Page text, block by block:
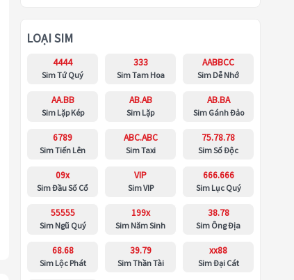
LOẠI SIM
4444
Sim Tứ Quý
333
Sim Tam Hoa
AABBCC
Sim Dễ Nhớ
AA.BB
Sim Lặp Kép
AB.AB
Sim Lặp
AB.BA
Sim Gánh Đảo
6789
Sim Tiến Lên
ABC.ABC
Sim Taxi
75.78.78
Sim Số Độc
09x
Sim Đầu Số Cổ
VIP
Sim VIP
666.666
Sim Lục Quý
55555
Sim Ngũ Quý
199x
Sim Năm Sinh
38.78
Sim Ông Địa
68.68
Sim Lộc Phát
39.79
Sim Thần Tài
xx88
Sim Đại Cát